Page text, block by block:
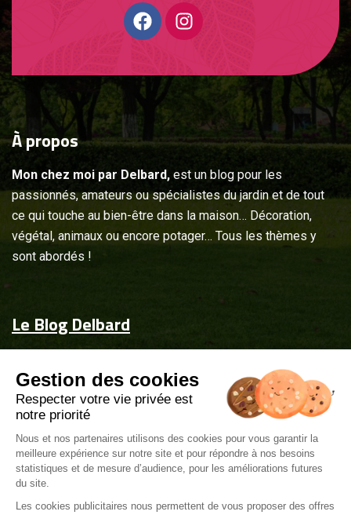
Àpropos
Mon chez moi par Delbard, est un blog pour les
passionnés, amateurs ou spécialistes du jardin et de tout
ce qui touche au bien-être dans la maison… Décoration,
végétal, animaux ou encore potager… Tous les thèmes y
sont abordés !
Le Blog Delbard
Jardin & maison
Inspiration
Couvrez-les d'attentions
Delbard.fr
Gestion des cookies
Respecter votre vie privée est
notre priorité
Nous et nos partenaires utilisons des cookies pour vous garantir la
meilleure expérience sur notre site et pour répondre à nos besoins
statistiques et de mesure d’audience, pour les améliorations futures
du site.
Les cookies publicitaires nous permettent de vous proposer des offres